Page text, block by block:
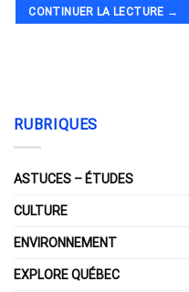
CONTINUER LA LECTURE →
RUBRIQUES
ASTUCES – ÉTUDES
CULTURE
ENVIRONNEMENT
EXPLORE QUÉBEC